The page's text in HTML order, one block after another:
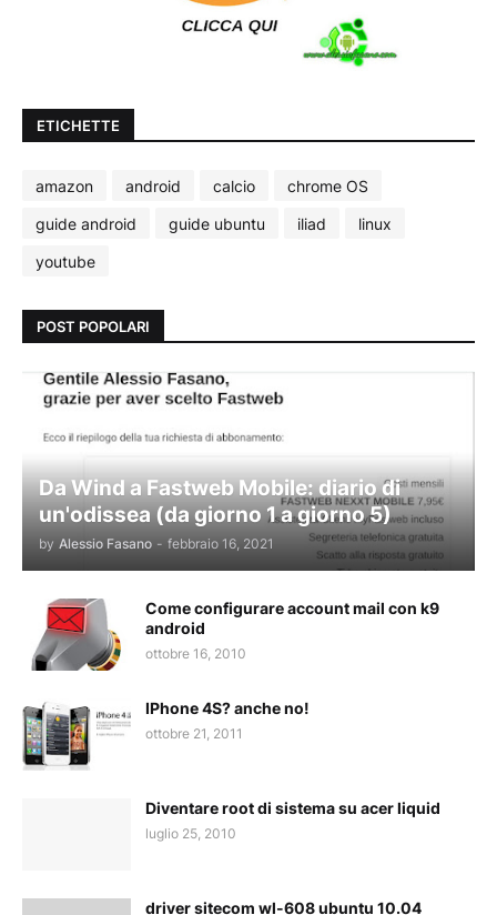
ETICHETTE
amazon android calcio
chrome OS
guide android
guide ubuntu iliad
linux
youtube
POST POPOLARI
Da Wind a Fastweb Mobile: diario di
un'odissea (da giorno 1 a giorno 5)
by Alessio Fasano - febbraio 16, 2021
Come configurare account mail con k9
android
ottobre 16, 2010
IPhone 4S? anche no!
ottobre 21, 2011
Diventare root di sistema su acer liquid
luglio 25, 2010
driver sitecom wl-608 ubuntu 10.04